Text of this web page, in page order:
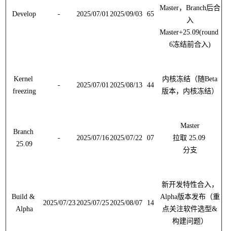
Develop - 2025/07/01 2025/09/03 65
Master， Branch后合
入
Master+25.09(round
6冻结前合入)
Kernel
freezing
- 2025/07/01 2025/08/13 44
内核冻结（随Beta
版本，内核冻结）
Branch
25.09
- 2025/07/16 2025/07/22 07
Master
拉取 25.09
分支
Build &
Alpha
2025/07/23 2025/07/25 2025/08/07 14
新开发特性合入，
Alpha版本发布（重
点关注软件选型&
构建问题）